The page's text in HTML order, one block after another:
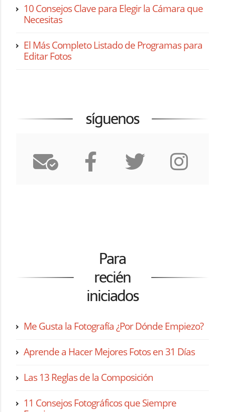
10 Consejos Clave para Elegir la Cámara que
Necesitas
El Más Completo Listado de Programas para
Editar Fotos
síguenos
Para
recién
iniciados
Me Gusta la Fotografía ¿Por Dónde Empiezo?
Aprende a Hacer Mejores Fotos en 31 Días
Las 13 Reglas de la Composición
11 Consejos Fotográficos que Siempre